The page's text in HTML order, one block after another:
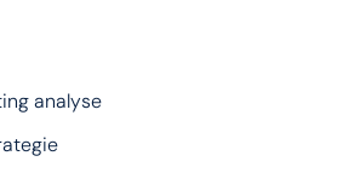
analyse